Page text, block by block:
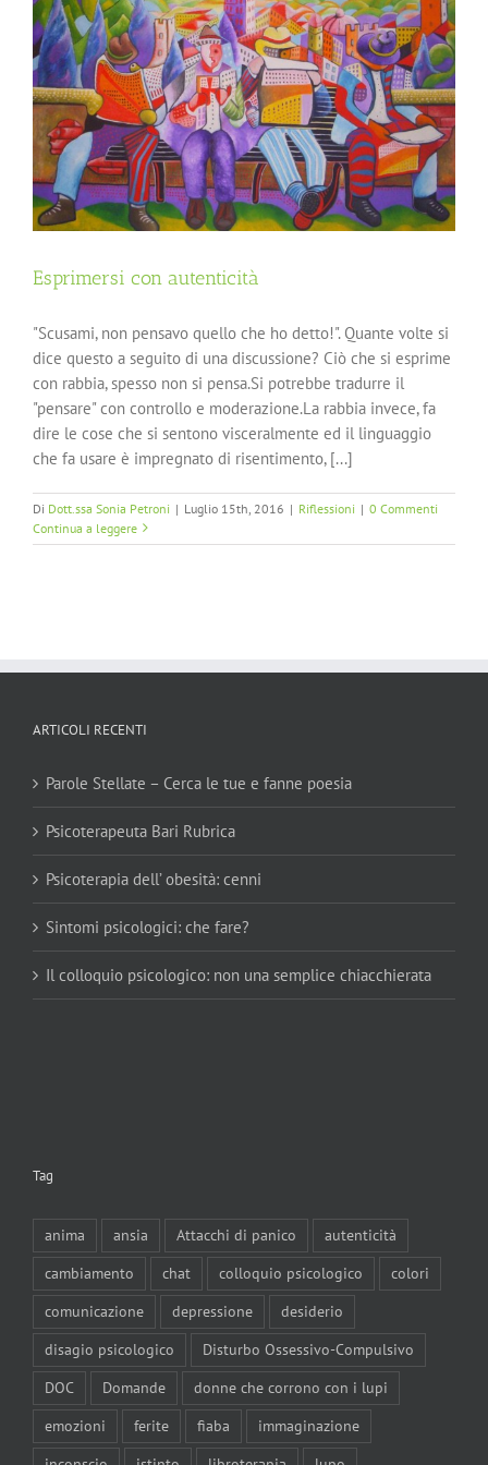
Esprimersi con autenticità
"Scusami, non pensavo quello che ho detto!". Quante volte si
dice questo a seguito di una discussione? Ciò che si esprime
con rabbia, spesso non si pensa.Si potrebbe tradurre il
"pensare" con controllo e moderazione.La rabbia invece, fa
dire le cose che si sentono visceralmente ed il linguaggio
che fa usare è impregnato di risentimento, [...]
Di Dott.ssa Sonia Petroni | Luglio 15th, 2016 | Riflessioni | 0 Commenti
Continua a leggere
ARTICOLI RECENTI
Parole Stellate – Cerca le tue e fanne poesia
Psicoterapeuta Bari Rubrica
Psicoterapia dell’ obesità: cenni
Sintomi psicologici: che fare?
Il colloquio psicologico: non una semplice chiacchierata
Tag
anima ansia Attacchi di panico
autenticità
cambiamento
chat colloquio psicologico
colori
comunicazione
depressione
desiderio
disagio psicologico
Disturbo Ossessivo-Compulsivo
DOC
Domande
donne che corrono con i lupi
emozioni
ferite fiaba
immaginazione